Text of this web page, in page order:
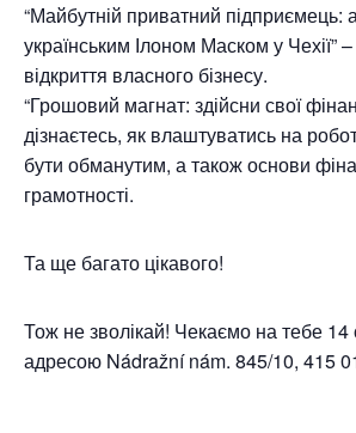
“Майбутній приватний підприємець:
українським Ілоном Маском у Чехії”
відкриття власного бізнесу.
“Грошовий магнат: здійсни свої
дізнаєтесь, як влаштуватись на
бути обманутим, а також основи
грамотності.
Та ще багато цікавого!
Тож не зволікай! Чекаємо на тебе
адресою Nádražní nám. 845/10, 415